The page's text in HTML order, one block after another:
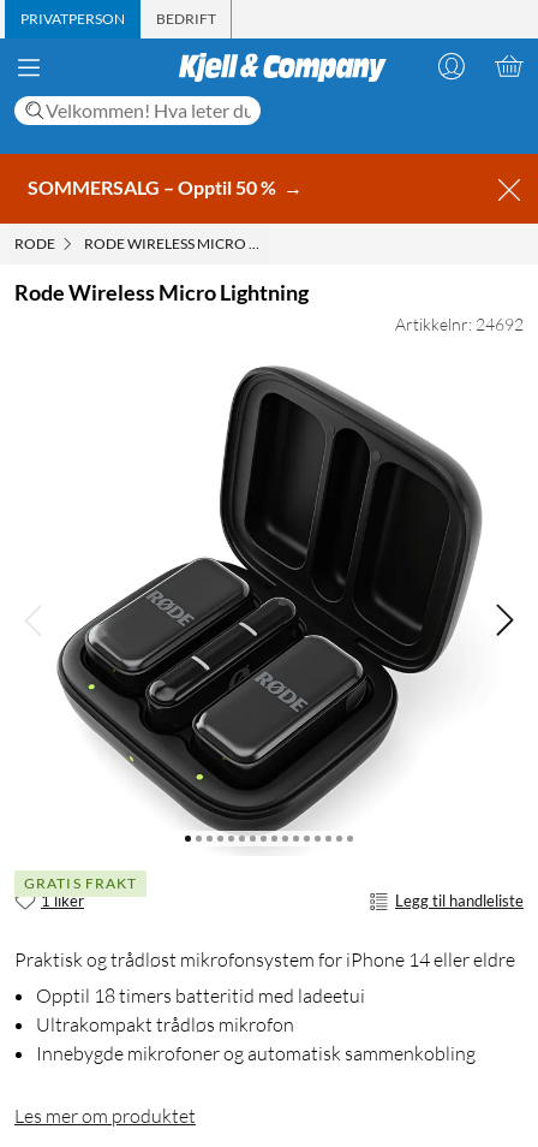
PRIVATPERSON BEDRIFT
SOMMERSALG – Opptil 50 % →
RODE RODE WIRELESS MICRO LIGHTNING
Rode Wireless Micro Lightning
Artikkelnr: 24692
GRATIS FRAKT
1 liker Legg til handleliste
Praktisk og trådløst mikrofonsystem for iPhone 14 eller eldre
Opptil 18 timers batteritid med ladeetui
Ultrakompakt trådløs mikrofon
Innebygde mikrofoner og automatisk sammenkobling
Les mer om produktet